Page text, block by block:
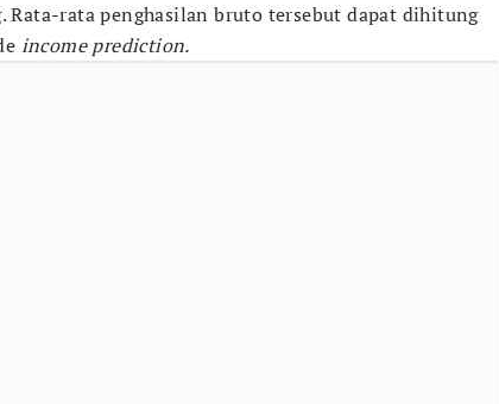
Rata-rata penghasilan bruto tersebut dapat dihitung
income prediction.